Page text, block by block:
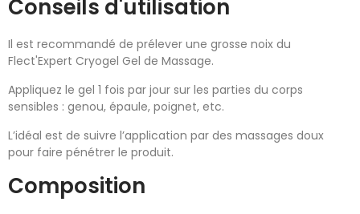
Conseils d'utilisation
Il est recommandé de prélever une grosse noix du
Flect'Expert Cryogel Gel de Massage.
Appliquez le gel 1 fois par jour sur les parties du corps
sensibles : genou, épaule, poignet, etc.
L’idéal est de suivre l’application par des massages doux
pour faire pénétrer le produit.
Composition